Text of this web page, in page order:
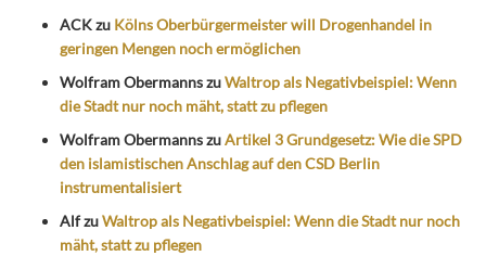
ACKzu Kölns Oberbürgermeister will Drogenhandel in
geringen Mengen noch ermöglichen
Wolfram ObermannszuWaltrop als Negativbeispiel: Wenn
die Stadt nur noch mäht, statt zu pflegen
Wolfram ObermannszuArtikel 3 Grundgesetz: Wie die SPD
den islamistischen Anschlag auf den CSD Berlin
instrumentalisiert
AlfzuWaltrop als Negativbeispiel: Wenn die Stadt nur noch
mäht, statt zu pflegen